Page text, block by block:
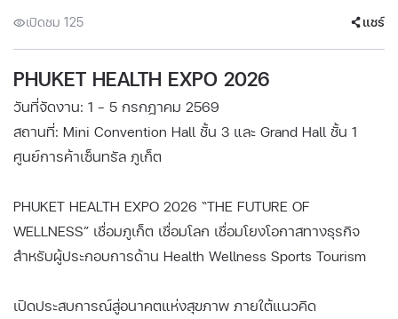
เปิดชม 125 แชร์
PHUKET HEALTH EXPO 2026
วันที่จัดงาน: 1 - 5 กรกฎาคม 2569
สถานที่: Mini Convention Hall ชั้น 3 และ Grand Hall ชั้น 1
ศูนย์การค้าเซ็นทรัล ภูเก็ต
PHUKET HEALTH EXPO 2026 “THE FUTURE OF
WELLNESS” เชื่อมภูเก็ต เชื่อมโลก เชื่อมโยงโอกาสทางธุรกิจ
สำหรับผู้ประกอบการด้าน Health Wellness Sports Tourism
เปิดประสบการณ์สู่อนาคตแห่งสุขภาพ ภายใต้แนวคิด